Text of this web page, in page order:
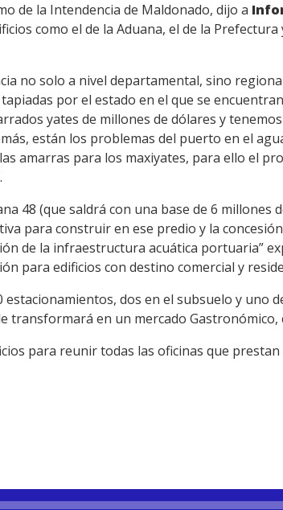
de la Intendencia de Maldonado, dijo a
como el de la Aduana, el de la Prefectura
no solo a nivel departamental, sino
por el estado en el que se
yates de millones de dólares y
están los problemas del puerto en el
amarras para los maxiyates, para ello el
48 (que saldrá con una base de 6 millones
para construir en ese predio y la
de la infraestructura acuática portuaria”
para edificios con destino comercial y
dos en el subsuelo y uno
transformará en un mercado
para reunir todas las oficinas que